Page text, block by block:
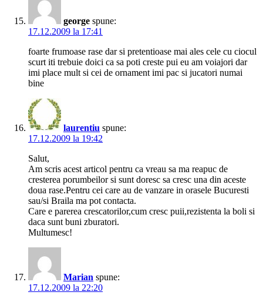
george spune:
17.12.2009 la 17:41
foarte frumoase rase dar si pretentioase mai ales cele cu ciocul
scurt iti trebuie doici ca sa poti creste pui eu am voiajori dar
imi place mult si cei de ornament imi pac si jucatori numai
bine
laurentiu spune:
17.12.2009 la 19:42
Salut,
Am scris acest articol pentru ca vreau sa ma reapuc de
cresterea porumbeilor si sunt doresc sa cresc una din aceste
doua rase.Pentru cei care au de vanzare in orasele Bucuresti
sau/si Braila ma pot contacta.
Care e parerea crescatorilor,cum cresc puii,rezistenta la boli si
daca sunt buni zburatori.
Multumesc!
Marian spune:
17.12.2009 la 22:20